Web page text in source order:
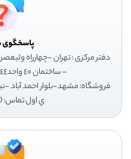
دفتر مرکزی : تهران -چهارراه
- ساختمان ٤٠ واحد٤٤ تماس: 02166961856
فروشگاه: مشهد-بلوار احمد آباد
ي اول تماس: 05134000400